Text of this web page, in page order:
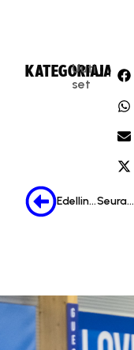
KATEGORIA:
Uuti
set
JAA:
Edellinen Seuraava